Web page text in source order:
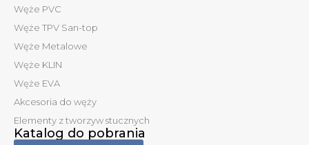
Węże PVC
Węże TPV San-top
Węże Metalowe
Węże KLIN
Węże EVA
Akcesoria do węży
Elementy z tworzyw stucznych
Katalog do pobrania